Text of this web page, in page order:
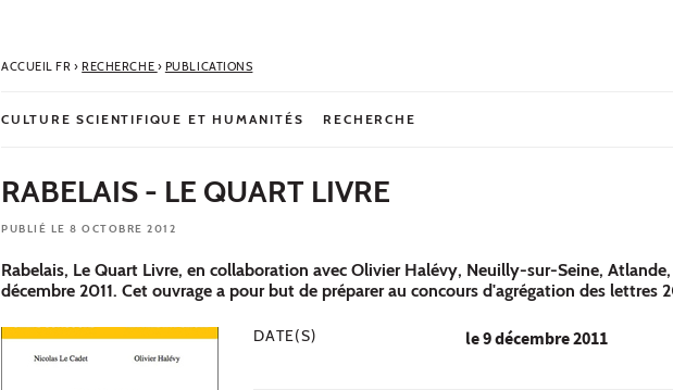
ACCUEIL FR› RECHERCHE › PUBLICATIONS
CULTURE SCIENTIFIQUE ET HUMANITÉS RECHERCHE
RABELAIS - LE QUART LIVRE
PUBLIÉ LE 8 OCTOBRE 2012
Rabelais, Le Quart Livre, en collaboration avec Olivier Halévy, Neuilly-sur-Seine,
décembre 2011. Cet ouvrage a pour but de préparer au concours d'agrégation des lettres
DATE(S) le9 décembre 2011